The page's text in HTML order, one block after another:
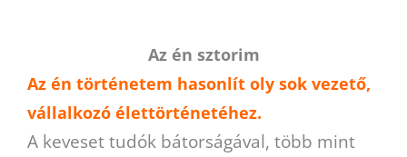
Az én sztorim
Az én történetem hasonlít oly sok vezető,
vállalkozó élettörténetéhez.
A keveset tudók bátorságával, több mint